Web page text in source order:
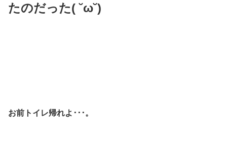
たのだった( ˘ω˘)
お前トイレ帰れよ･･･。